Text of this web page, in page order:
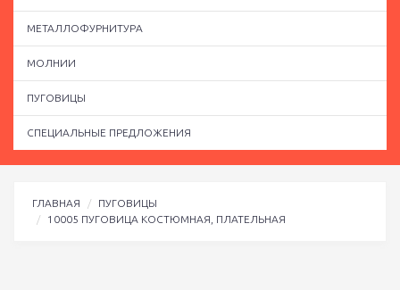
МЕТАЛЛОФУРНИТУРА
МОЛНИИ
ПУГОВИЦЫ
СПЕЦИАЛЬНЫЕ ПРЕДЛОЖЕНИЯ
ГЛАВНАЯ
ПУГОВИЦЫ
10005 ПУГОВИЦА КОСТЮМНАЯ, ПЛАТЕЛЬНАЯ